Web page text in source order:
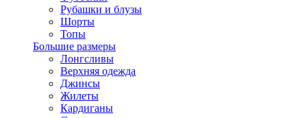
Рубашки и блузы
Шорты
Топы
Большие размеры
Лонгсливы
Верхняя одежда
Джинсы
Жилеты
Кардиганы